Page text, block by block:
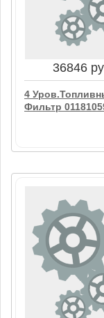
Воздушный
Ванны 20030148
36846
4
Фильтр
36846
4
Фильтр